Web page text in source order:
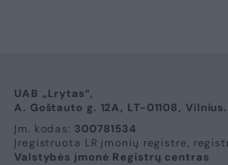
UAB „Lrytas“,
A. Goštauto g. 12A, LT-01108, Vilnius.
Įm. kodas: 300781534
Įregistruota LR įmonių registre,
Valstybės įmonė Registrų centras